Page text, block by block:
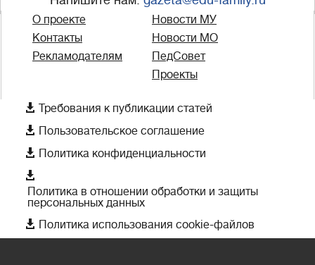
О проекте
Контакты
Рекламодателям
Новости МУ
Новости МО
ПедСовет
Проекты
 Требования к публикации статей
 Пользовательское соглашение
 Политика конфиденциальности

Политика в отношении обработки и защиты
персональных данных
 Политика использования cookie-файлов